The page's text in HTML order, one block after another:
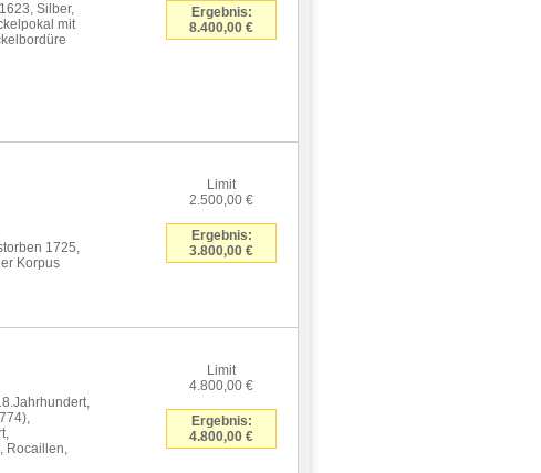
Silber,
mit
Ergebnis:
8.400,00 €
1725,
Korpus
Limit
2.500,00 €
Ergebnis:
3.800,00 €
Rocaillen,
Limit
4.800,00 €
Ergebnis:
4.800,00 €